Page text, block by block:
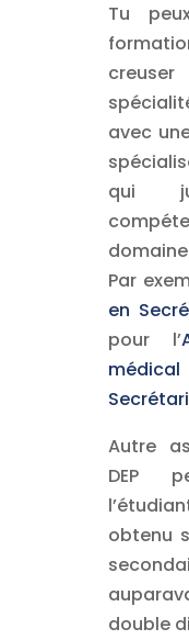
Tu
avec
qui
Par
en
pour l’
médical
Autre
DEP
obtenu
double